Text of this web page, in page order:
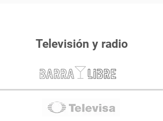
Televisión y radio